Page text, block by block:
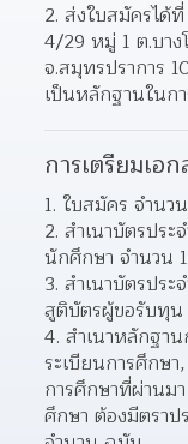
2. ส่งใบสมัครไ
4/29 หมู่ 1 ต.บาง
จ.สมุทรปราการ
เป็นหลักฐานในก
การเตรียมเอก
ใบสมัคร จำนว
สำเนาบัตรปร
นักศึกษา จำนวน
สำเนาบัตรประ
สูติบัตรผู้ขอรับทุ
สำเนาหลักฐา
ระเบียนการศึกษ
การศึกษาที่ผ่านม
ศึกษา ต้องมีตรา